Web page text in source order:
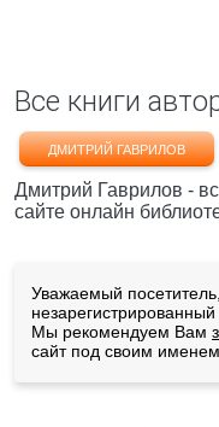
Все книги
ДМИТРИЙ ГАВРИЛОВ
Дмитрий Гаврилов -
сайте онлайн
Уважаемый
незарегистрированный
Мы рекомендуем Вам
сайт под своим именем.